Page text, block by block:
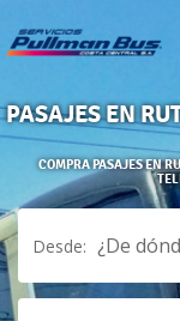
PASAJES EN
COMPRA PASAJES EN
Desde: ¿De